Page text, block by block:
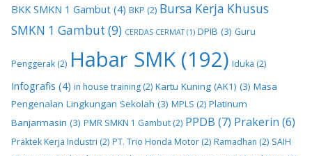
BKK SMKN 1 Gambut (4) BKP (2) Bursa Kerja Khusus
SMKN 1 Gambut (9) CERDAS CERMAT(1) DPIB (3) Guru
Penggerak (2) Habar SMK (192) Iduka (2)
Infografis (4) in house training (2) Kartu Kuning (AK1) (3) Masa
Pengenalan Lingkungan Sekolah (3) MPLS (2) Platinum
Banjarmasin (3) PMR SMKN 1 Gambut (2) PPDB (7) Prakerin (6)
Praktek Kerja Industri (2) PT. Trio Honda Motor (2) Ramadhan (2) SAIH